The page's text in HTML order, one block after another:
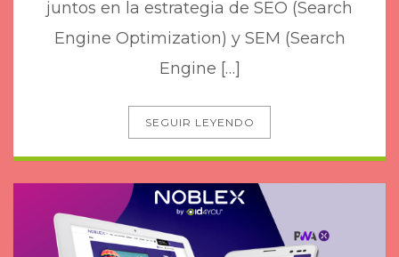
juntos en la estrategia de SEO (Search
Engine Optimization) y SEM (Search
Engine […]
SEGUIR LEYENDO